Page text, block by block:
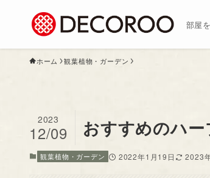
部屋
ホーム 観葉植物・ガーデン
おすすめのハ
2023
12/09
観葉植物・ガーデン 2022年1月19日 2023